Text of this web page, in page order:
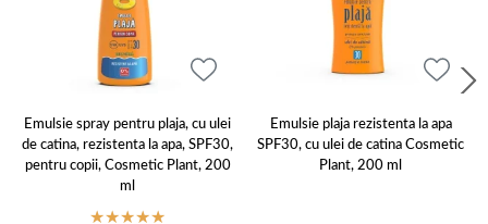
Emulsie spray pentru plaja, cu ulei
de catina, rezistenta la apa, SPF30,
pentru copii, Cosmetic Plant, 200
ml
Emulsie plaja rezistenta la apa
SPF30, cu ulei de catina Cosmetic
Plant, 200 ml